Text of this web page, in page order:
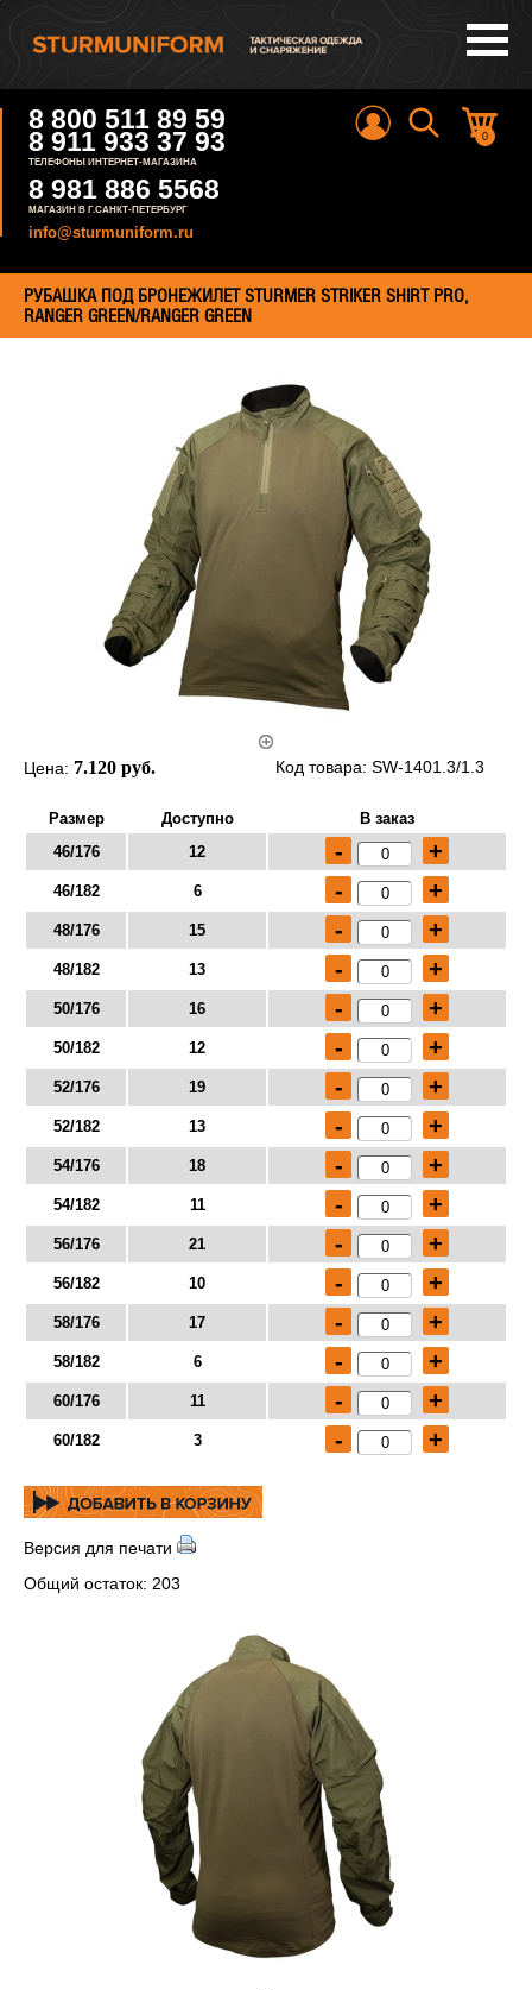
0
8 800 511 89 59
8 911 933 37 93
ТЕЛЕФОНЫ ИНТЕРНЕТ-МАГАЗИНА
8 981 886 5568
МАГАЗИН В Г.САНКТ-ПЕТЕРБУРГ
info@sturmuniform.ru
РУБАШКА ПОД БРОНЕЖИЛЕТ STURMER STRIKER SHIRT PRO,
RANGER GREEN/RANGER GREEN
Цена: 7.120 руб. Код товара: SW-1401.3/1.3
Размер Доступно
В заказ
46/176
12 - +
46/182 6 - +
48/176 15 - +
48/182 13 - +
50/176 16 - +
50/182 12 - +
52/176 19 - +
52/182 13 - +
54/176 18 - +
54/182 11 - +
56/176 21 - +
56/182 10 - +
58/176 17 - +
58/182 6 - +
60/176 11 - +
60/182 3 - +
Версия для печати
Общий остаток: 203